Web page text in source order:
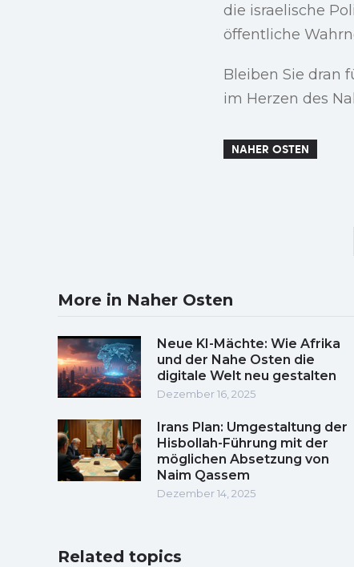
die israelische
öffentliche
Bleiben Sie dran
im Herzen des
NAHER OSTEN
More in Naher Osten
Neue KI-Mächte: Wie Afrika
und der Nahe Osten die
digitale Welt neu gestalten
Dezember 16, 2025
Irans Plan: Umgestaltung der
Hisbollah-Führung mit der
möglichen Absetzung von
Naim Qassem
Dezember 14, 2025
Related topics